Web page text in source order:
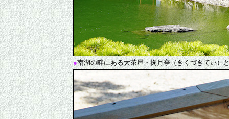
●南湖の畔にある大茶屋・掬月亭（きくづきてい）